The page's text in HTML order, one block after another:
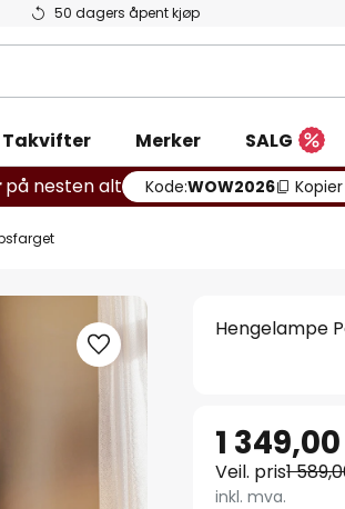
50 dagers åpent kjøp
Takvifter Merker
SALG
på nesten alt Kode:WOW2026 Kopier
Hengelampe
1
Veil. pris1
inkl. mva.